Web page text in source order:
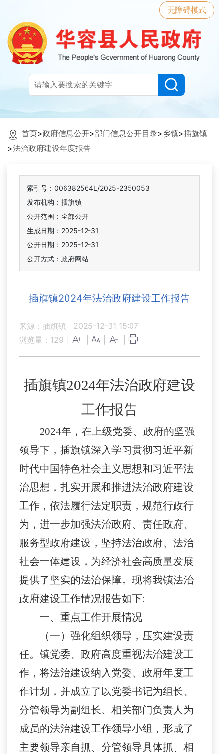
无障碍模式
首页>政府信息公开>部门信息公开目录> 乡镇>插旗镇
>法治政府建设年度报告
索引号：006382564L/2025-2350053
发布机构：插旗镇
公开范围：全部公开
生成日期：2025-12-31
公开日期：2025-12-31
公开方式：政府网站
插旗镇2024年法治政府建设工作报告
来源：插旗镇
2025-12-31 15:07
浏览量： 129
插旗镇2024年法治政府建设
工作报告
2024年 ，在上级党委、政府的坚强
领导下， 插旗镇深入学习贯彻习近平新
时代中国特色社会主义思想和习近平法
治思想 ， 扎实开展和推进法治政府建设
工作，依法履行法定职责 ， 规范行政行
为 ， 进一步加强法治政府、 责任政府、
服务型政府建设 ， 坚持法治政府、法治
社会一体建设，为经济社会高质量发展
提供了坚实的法治保障。现将我镇法治
政府建设工作情况报告如下:
一、重点工作开展情况
（一）强化组织领导 ， 压实建设责
任。镇党委、政府高度重视法治建设工
作，将法治建设纳入党委、政府年度工
作计划，并成立了以党委书记为组长、
分管领导为副组长、相关部门负责人为
成员的法治建设工作领导小组，形成了
主要领导亲自抓、分管领导具体抓、相